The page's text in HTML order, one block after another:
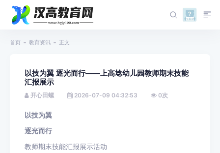
首页 教育资讯 正文
以技为翼 逐光而行——上高埝幼儿园教师期末技能
汇报展示
开心田螺 2026-07-09 04:32:53 0次
以技为翼
逐光而行
教师期末技能汇报展示活动